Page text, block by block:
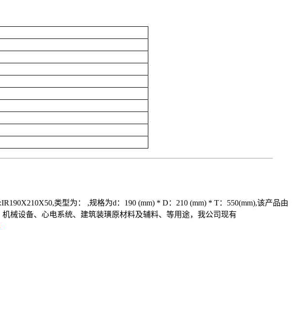
类型为： ,规格为d：190 (mm) * D：210 (mm) * T：550(mm),该产品由
械设备、心电系统、建筑装璜原材料及辅料、等用途，我公司现有